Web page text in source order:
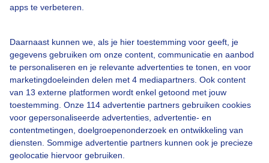
apps te verbeteren.
Daarnaast kunnen we, als je hier toestemming voor geeft, je
gegevens gebruiken om onze content, communicatie en aanbod
te personaliseren en je relevante advertenties te tonen, en voor
marketingdoeleinden delen met 4 mediapartners. Ook content
van 13 externe platformen wordt enkel getoond met jouw
toestemming. Onze 114 advertentie partners gebruiken cookies
voor gepersonaliseerde advertenties, advertentie- en
contentmetingen, doelgroepenonderzoek en ontwikkeling van
diensten. Sommige advertentie partners kunnen ook je precieze
geolocatie hiervoor gebruiken.
Een moment geduld aub...
Over Buienradar